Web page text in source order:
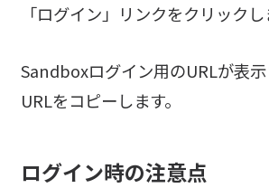
「ログイン」リンクをクリックし
Sandboxログイン用のURLが表
URLをコピーします。
ログイン時の注意点